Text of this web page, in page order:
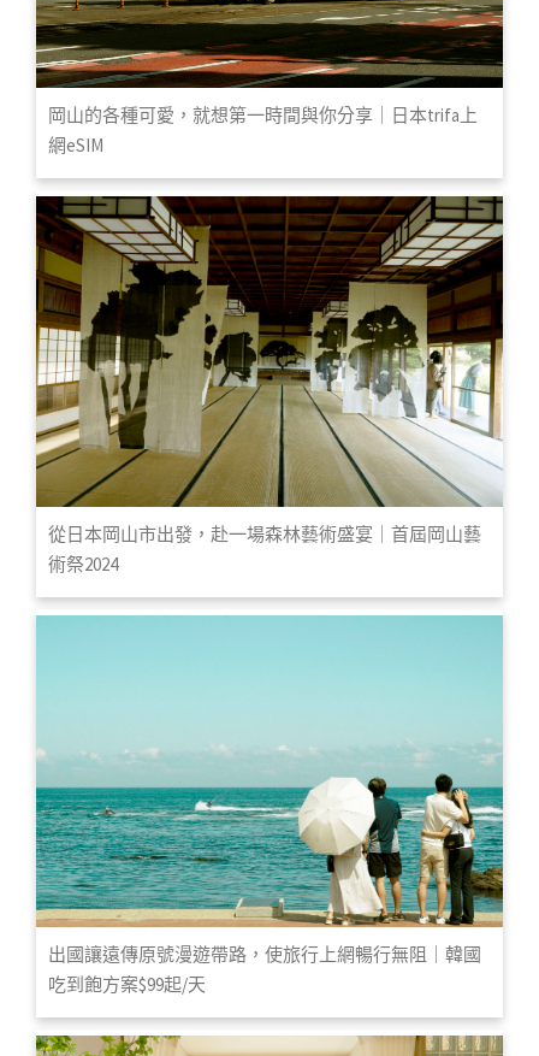
岡山的各種可愛，就想第一時間與你分享｜日本trifa上
網eSIM
從日本岡山市出發，赴一場森林藝術盛宴｜首屆岡山藝
術祭2024
出國讓遠傳原號漫遊帶路，使旅行上網暢行無阻｜韓國
吃到飽方案$99起/天